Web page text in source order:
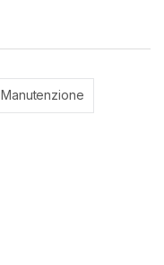
Manutenzione